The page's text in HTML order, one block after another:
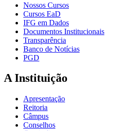
Nossos Cursos
Cursos EaD
IFG em Dados
Documentos Institucionais
Transparência
Banco de Notícias
PGD
A Instituição
Apresentação
Reitoria
Câmpus
Conselhos